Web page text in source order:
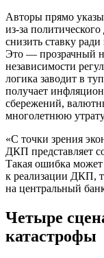
Авторы прямо
из-за
снизить ставку
Это — прозрачный
независимости
логика заводит в
получает
сбережений,
многолетнюю
«С точки зрения
ДКП представляет
Такая ошибка может
к реализации ДКП,
на центральный
Четыре
катастрофы